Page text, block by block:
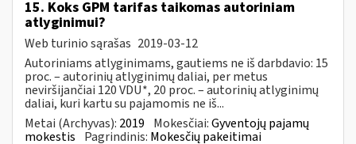
15. Koks GPM tarifas taikomas autoriniam
atlyginimui?
Web turinio sąrašas 2019-03-12
Autoriniams atlyginimams, gautiems ne iš darbdavio: 15
proc. – autorinių atlyginimų daliai, per metus
neviršijančiai 120 VDU*, 20 proc. – autorinių atlyginimų
daliai, kuri kartu su pajamomis ne iš...
Metai (Archyvas): 2019 Mokesčiai:Gyventojų pajamų
mokestis Pagrindinis: Mokesčių pakeitimai